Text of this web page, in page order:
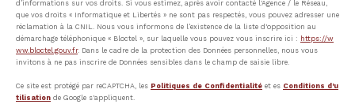
d’informations sur vos droits. Si vous estimez, après avoir contacté l'Agence / le Réseau,
que vos droits « Informatique et Libertés » ne sont pas respectés, vous pouvez adresser une
réclamation à la CNIL. Nous vous informons de l’existence de la liste d'opposition au
démarchage téléphonique « Bloctel », sur laquelle vous pouvez vous inscrire ici : https://w
ww.bloctel.gouv.fr. Dans le cadre de la protection des Données personnelles, nous vous
invitons à ne pas inscrire de Données sensibles dans le champ de saisie libre.
Ce site est protégé par reCAPTCHA, les Politiques de Confidentialité et es Conditions d'u
tilisation de Google s'appliquent.